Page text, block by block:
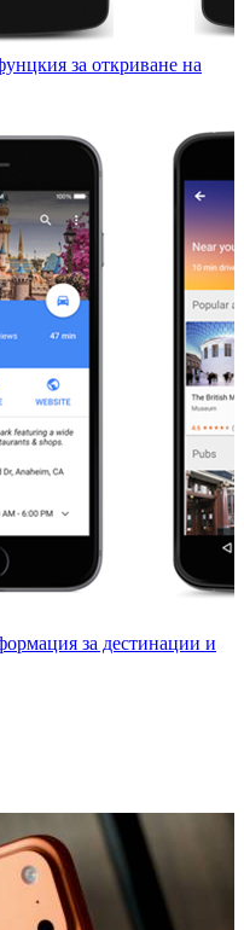
за откриване на
за дестинации и